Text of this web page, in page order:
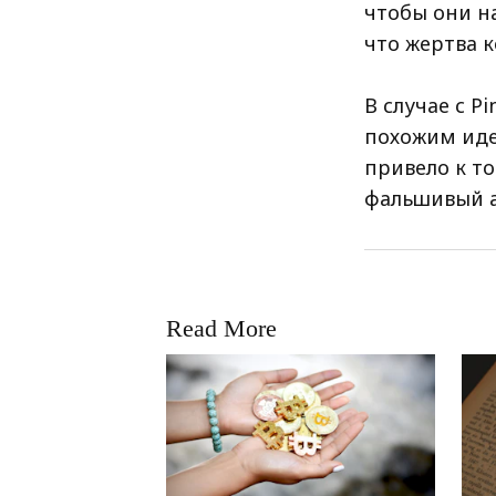
чтобы они
что жертва
В случае с
похожим
привело к
фальшивый
Read More